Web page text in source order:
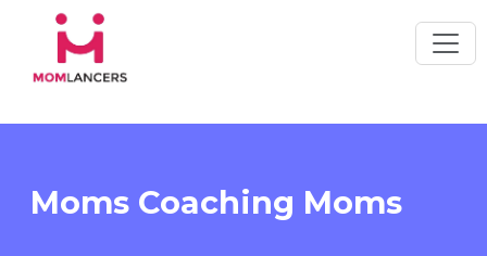
Moms Coaching Moms